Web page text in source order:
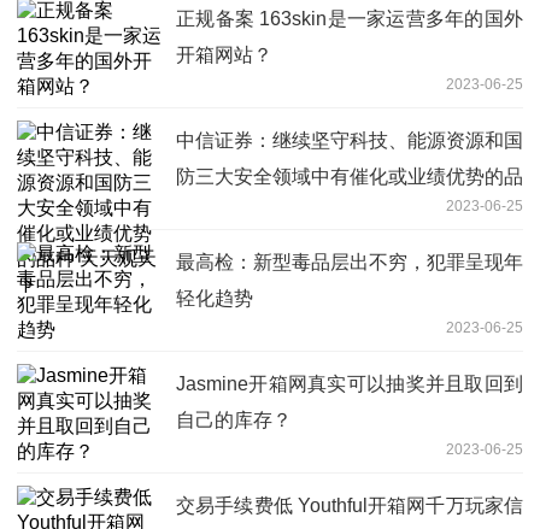
正规备案 163skin是一家运营多年的国外
开箱网站？
2023-06-25
中信证券：继续坚守科技、能源资源和国
防三大安全领域中有催化或业绩优势的品
2023-06-25
最高检：新型毒品层出不穷，犯罪呈现年
轻化趋势
2023-06-25
Jasmine开箱网真实可以抽奖并且取回到
自己的库存？
2023-06-25
交易手续费低 Youthful开箱网千万玩家信